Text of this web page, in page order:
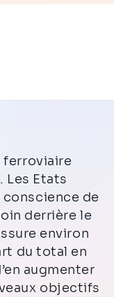
ferroviaire
Les Etats
conscience de
derrière le
environ
du total en
augmenter
objectifs